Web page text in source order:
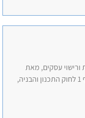
ורישוי עסקים, מאת
עו"ד טל קדש "שימוש חורג" מוגדר בסעיף 1 לחוק התכנון והבניה,